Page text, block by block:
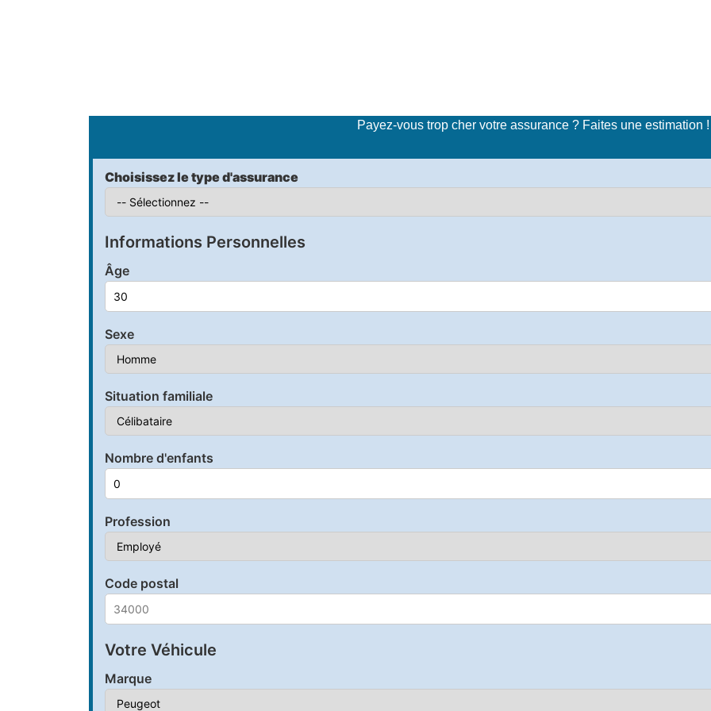
Payez-vous trop cher votre assurance ? Faites une estimation !
Choisissez le type d'assurance
Informations Personnelles
Âge
Sexe
Situation familiale
Nombre d'enfants
Profession
Code postal
Votre Véhicule
Marque